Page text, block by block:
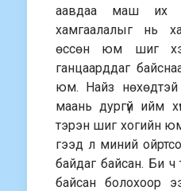
аавдаа маш их
хамгаалалыг нь
өссөн юм шиг
ганцаарддаг
юм. Найз
маань дургүй ийм
тэрэн шиг хогийн
гээд л миний
байдаг байсан. Би ч
байсан болохоор